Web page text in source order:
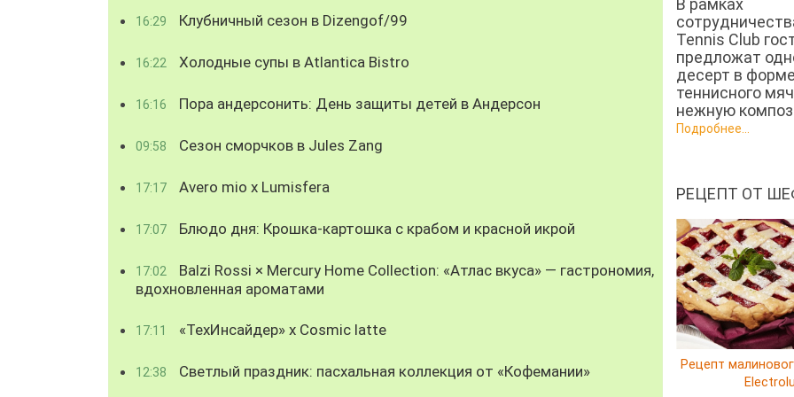
16:29 Клубничный сезон в Dizengof/99
16:22 Холодные супы в Atlantica Bistro
16:16 Пора андерсонить: День защиты детей в Андерсон
09:58 Сезон сморчков в Jules Zang
17:17 Avero mio x Lumisfera
17:07 Блюдо дня: Крошка-картошка с крабом и красной икрой
17:02
Balzi Rossi × Mercury Home Collection: «Атлас вкуса» — гастрономия,
вдохновленная ароматами
17:11 «ТехИнсайдер» х Cosmic latte
12:38 Светлый праздник: пасхальная коллекция от «Кофемании»
В рамках
Tennis Club
предложат
десерт в форме
теннисного
нежную
Подробнее...
РЕЦЕПТ ОТ
Рецепт